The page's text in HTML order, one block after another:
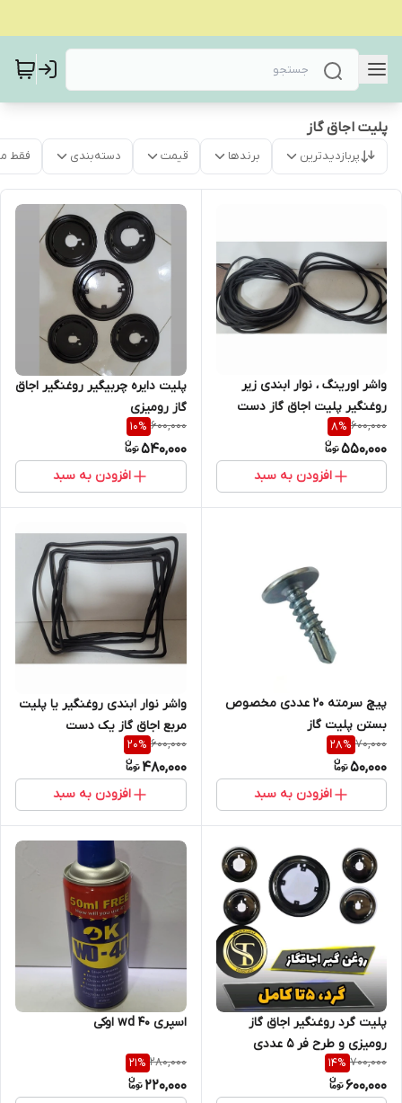
پلیت اجاق گاز
پربازدیدترین برندها قیمت دسته‌بندی فقط
واشر اورینگ ، نوار ابندی زیر
روغنگیر پلیت اجاق گاز دست
کامل
600,000
8%
550,000
افزودن به سبد
پلیت دایره چربیگیر روغنگیر اجاق
گاز رومیزی
600,000
10%
540,000
افزودن به سبد
پیچ سرمته 20 عددی مخصوص
بستن پلیت گاز
70,000
28%
50,000
افزودن به سبد
واشر نوار ابندی روغنگیر یا پلیت
مربع اجاق گاز یک دست
600,000
20%
480,000
افزودن به سبد
پلیت گرد روغنگیر اجاق گاز
رومیزی و طرح فر 5 عددی
700,000
14%
600,000
اسپری wd 40 اوکی
280,000
21%
220,000